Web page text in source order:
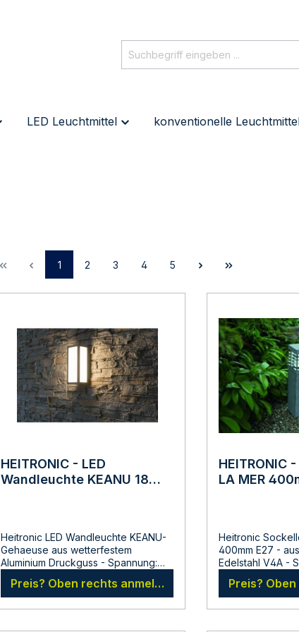
LED Leuchtmittel konventionelle
1 2 3 4 5
HEITRONIC - LED
Wandleuchte KEANU 18
Heitronic LED Wandleuchte KEANU-
Gehaeuse aus wetterfestem
Aluminium Druckguss - Spannung:
Ausstrahlungswinkel: 112 Grad-
Lichtleistung: 660 Lumen- mittlere
Lebensdauer: 30000 Stunden-
Preis? Oben rechts anmelden
HEITRONIC
LA MER
Heitronic
400mm E27 -
Edelstahl V4A - Spannung: 230 AC
E27 Leuchtmittel
einem
- inklusive
Preis?